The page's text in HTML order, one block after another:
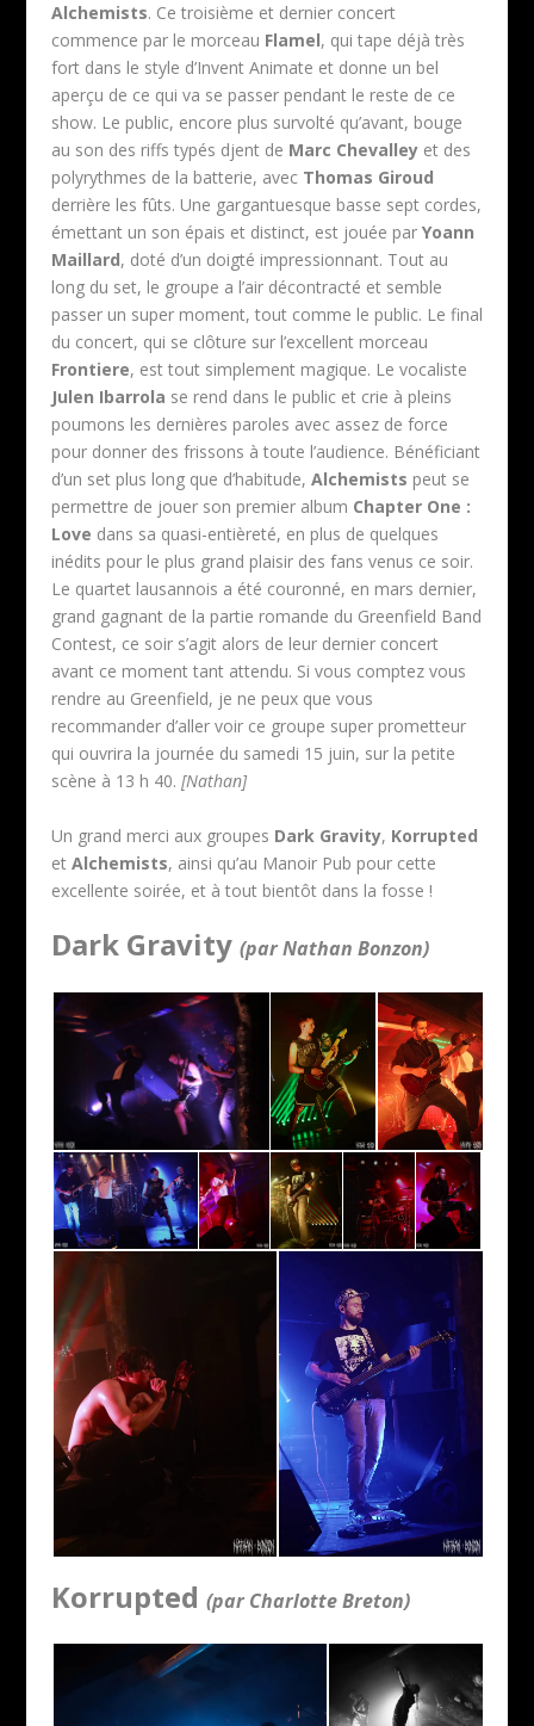
Alchemists. Ce troisième et dernier concert
commence par le morceau Flamel, qui tape déjà très
fort dans le style d’Invent Animate et donne un bel
aperçu de ce qui va se passer pendant le reste de ce
show. Le public, encore plus survolté qu’avant, bouge
au son des riffs typés djent de Marc Chevalleyet des
polyrythmes de la batterie, avec Thomas Giroud
derrière les fûts. Une gargantuesque basse sept cordes,
émettant un son épais et distinct, est jouée par Yoann
Maillard, doté d’un doigté impressionnant. Tout au
long du set, le groupe a l’air décontracté et semble
passer un super moment, tout comme le public. Le final
du concert, qui se clôture sur l’excellent morceau
Frontiere, est tout simplement magique. Le vocaliste
Julen Ibarrola se rend dans le public et crie à pleins
poumons les dernières paroles avec assez de force
pour donner des frissons à toute l’audience. Bénéficiant
d’un set plus long que d’habitude, Alchemists peut se
permettre de jouer son premier album Chapter One :
Love dans sa quasi-entièreté, en plus de quelques
inédits pour le plus grand plaisir des fans venus ce soir.
Le quartet lausannois a été couronné, en mars dernier,
grand gagnant de la partie romande du Greenfield Band
Contest, ce soir s’agit alors de leur dernier concert
avant ce moment tant attendu. Si vous comptez vous
rendre au Greenfield, je ne peux que vous
recommander d’aller voir ce groupe super prometteur
qui ouvrira la journée du samedi 15 juin, sur la petite
scène à 13 h 40. [Nathan]
Un grand merci aux groupes Dark Gravity, Korrupted
et Alchemists, ainsi qu’au Manoir Pub pour cette
excellente soirée, et à tout bientôt dans la fosse !
Dark Gravity (par Nathan Bonzon)
Korrupted (par Charlotte Breton)